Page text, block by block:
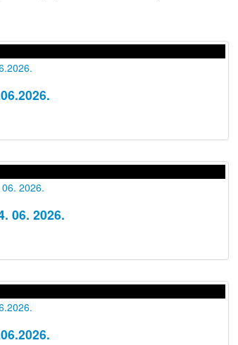
06. 2026.